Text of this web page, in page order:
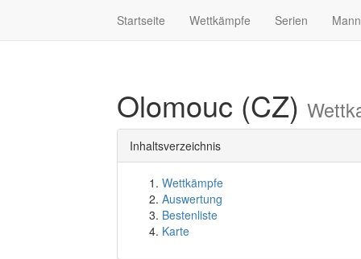
Startseite Wettkämpfe Serien
Olomouc (CZ)
Inhaltsverzeichnis
Wettkämpfe
Auswertung
Bestenliste
Karte